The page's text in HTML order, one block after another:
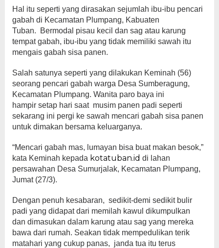
Hal itu seperti yang dirasakan sejumlah ibu-ibu pencari
gabah di Kecamatan Plumpang, Kabuaten
Tuban. Bermodal pisau kecil dan sag atau karung
tempat gabah, ibu-ibu yang tidak memiliki sawah itu
mengais gabah sisa panen.
Salah satunya seperti yang dilakukan Keminah (56)
seorang pencari gabah warga Desa Sumberagung,
Kecamatan Plumpang. Wanita paro baya ini
hampir setap hari saat musim panen padi seperti
sekarang ini pergi ke sawah mencari gabah sisa panen
untuk dimakan bersama keluarganya.
“Mencari gabah mas, lumayan bisa buat makan besok,”
kata Keminah kepada kotatuban.id di lahan
persawahan Desa Sumurjalak, Kecamatan Plumpang,
Jumat (27/3).
Dengan penuh kesabaran, sedikit-demi sedikit bulir
padi yang didapat dari memilah kawul dikumpulkan
dan dimasukan dalam karung atau sag yang mereka
bawa dari rumah. Seakan tidak mempedulikan terik
matahari yang cukup panas, janda tua itu terus